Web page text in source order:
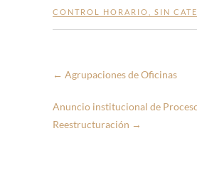
CONTROL HORARIO SIN
← Agrupaciones de Oficinas
Anuncio institucional de
Reestructuración →